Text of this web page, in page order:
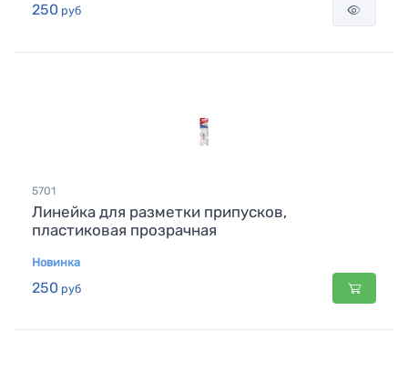
250 руб
5701
Линейка для разметки припусков,
пластиковая прозрачная
Новинка
250 руб